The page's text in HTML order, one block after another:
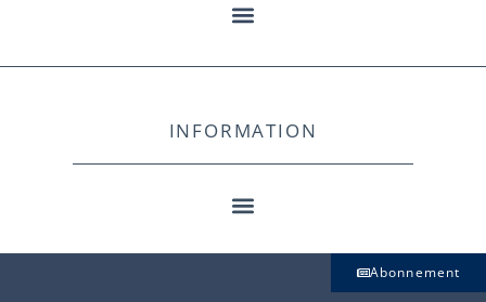
INFORMATION
Abonnement